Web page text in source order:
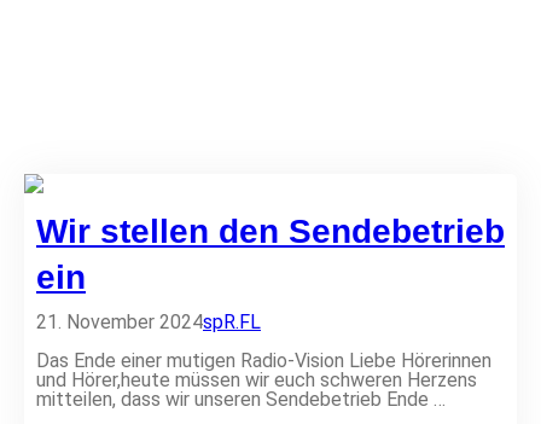
Wir stellen den Sendebetrieb
ein
21. November 2024spR.FL
Das Ende einer mutigen Radio-Vision Liebe Hörerinnen
und Hörer,heute müssen wir euch schweren Herzens
mitteilen, dass wir unseren Sendebetrieb Ende …